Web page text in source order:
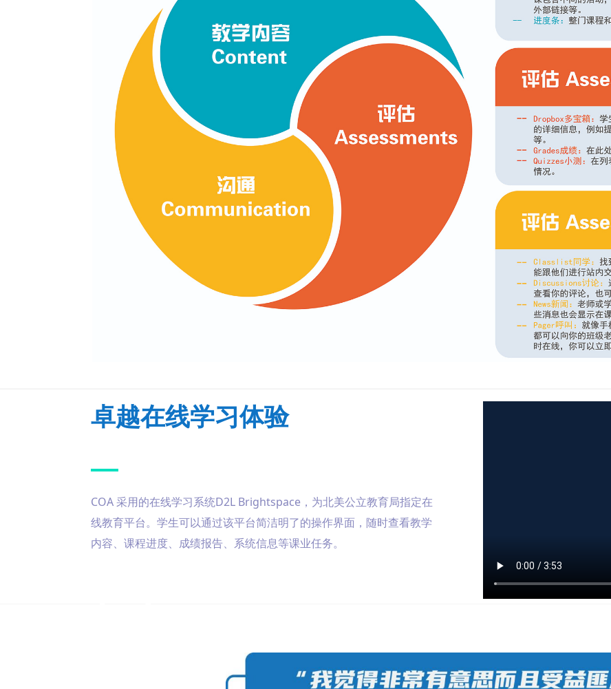
卓越在线学习体验
COA 采用的在线学习系统D2L Brightspace，为北美公立教育局指定在
线教育平台。学生可以通过该平台简洁明了的操作界面，随时查看教学
内容、课程进度、成绩报告、系统信息等课业任务。